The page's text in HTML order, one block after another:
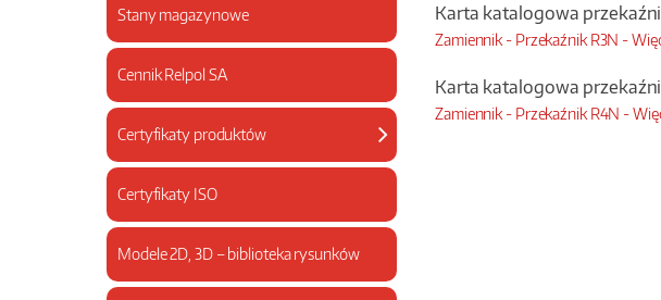
Stany magazynowe
Cennik Relpol SA
Certyfikaty produktów
Certyfikaty ISO
Modele 2D, 3D – biblioteka rysunków
Karta katalogowa
Zamiennik - Przekaźnik R3N -
Karta katalogowa
Zamiennik - Przekaźnik R4N -